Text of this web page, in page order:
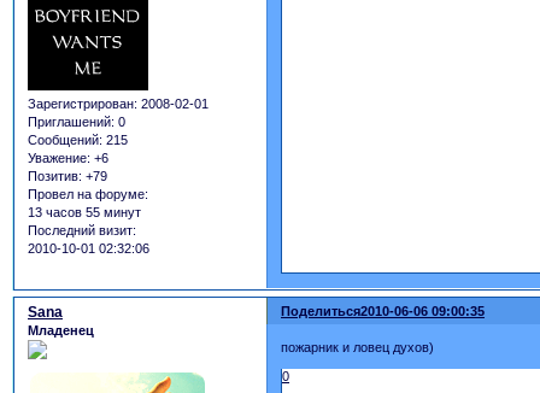
Зарегистрирован: 2008-02-01
Приглашений: 0
Сообщений: 215
Уважение: +6
Позитив: +79
Провел на форуме:
13 часов 55 минут
Последний визит:
2010-10-01 02:32:06
Поделиться2010-06-06 09:00:35
Sana
Младенец
пожарник и ловец духов)
0